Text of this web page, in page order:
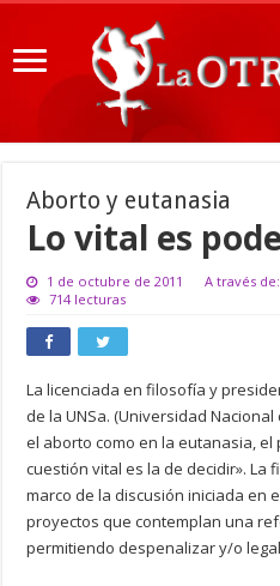
Aborto y eutanasia
Lo vital es
1 de octubre de 2011
A través
714 lecturas
La licenciada en filosofía y
de la UNSa. (Universidad
el aborto como en la eutanasia, el
cuestión vital es la de decidir».
marco de la discusión iniciada en
proyectos que contemplan una
permitiendo despenalizar y/o